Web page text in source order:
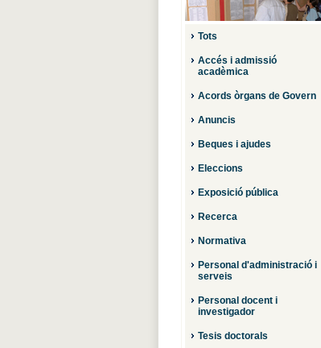
Tots
Accés i admissió
acadèmica
Acords òrgans de Govern
Anuncis
Beques i ajudes
Eleccions
Exposició pública
Recerca
Normativa
Personal d'administració i
serveis
Personal docent i
investigador
Tesis doctorals